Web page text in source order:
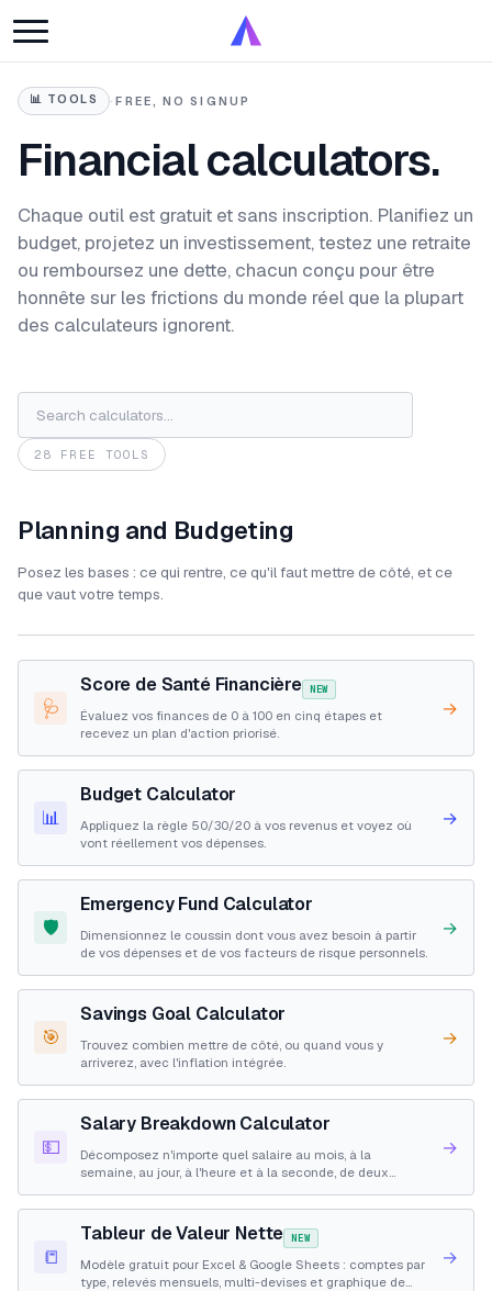
📊 TOOLS ·FREE, NO SIGNUP
Financial calculators.
Chaque outil est gratuit et sans inscription. Planifiez un
budget, projetez un investissement, testez une retraite
ou remboursez une dette, chacun conçu pour être
honnête sur les frictions du monde réel que la plupart
des calculateurs ignorent.
28 FREE TOOLS
Planning and Budgeting
Posez les bases : ce qui rentre, ce qu'il faut mettre de côté, et ce
que vaut votre temps.
🩺
Score de Santé Financière NEW
Évaluez vos finances de 0 à 100 en cinq étapes et
recevez un plan d'action priorisé.
→
📊
Budget Calculator
Appliquez la règle 50/30/20 à vos revenus et voyez où
vont réellement vos dépenses.
→
🛡️
Emergency Fund Calculator
Dimensionnez le coussin dont vous avez besoin à partir
de vos dépenses et de vos facteurs de risque personnels.
→
🎯
Savings Goal Calculator
Trouvez combien mettre de côté, ou quand vous y
arriverez, avec l'inflation intégrée.
→
💵
Salary Breakdown Calculator
Décomposez n'importe quel salaire au mois, à la
semaine, au jour, à l'heure et à la seconde, de deux
→
📒
Tableur de Valeur Nette NEW
Modèle gratuit pour Excel & Google Sheets : comptes par
type, relevés mensuels, multi-devises et graphique de
→